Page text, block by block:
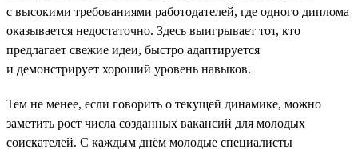
с высокими требованиями работодателей, где одного диплома
оказывается недостаточно. Здесь выигрывает тот, кто
предлагает свежие идеи, быстро адаптируется
и демонстрирует хороший уровень навыков.
Тем не менее, если говорить о текущей динамике, можно
заметить рост числа созданных вакансий для молодых
соискателей. С каждым днём молодые специалисты